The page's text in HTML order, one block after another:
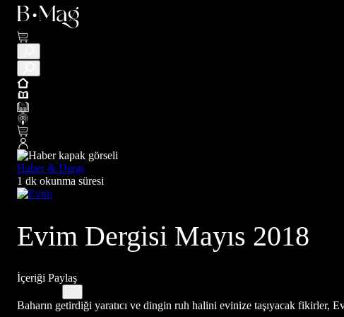
Haber & Dergi
1 dk okunma süresi
Evim Dergisi Mayıs 2018
İçeriği Paylaş
Baharın getirdiği yaratıcı ve dingin ruh halini evinize taşıyacak fikirler,